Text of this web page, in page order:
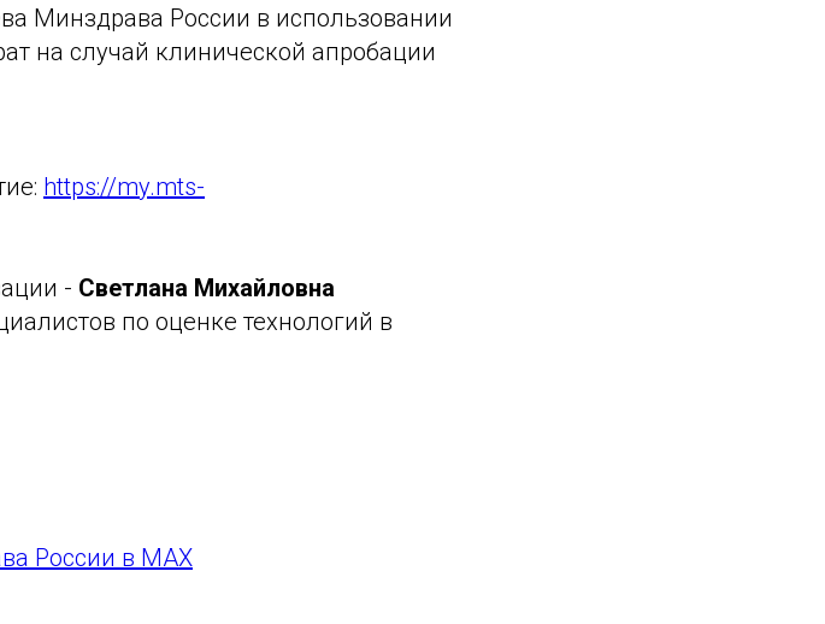
Минздрава России в использовании
на случай клинической апробации
https://my.mts-
- Светлана Михайловна
по оценке технологий в
России в MAX